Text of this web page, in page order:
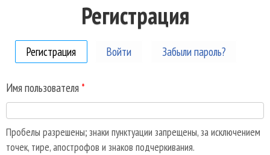
Регистрация
Регистрация (активная вкладка)
Войти Забыли пароль?
Имя пользователя *
Пробелы разрешены; знаки пунктуации запрещены, за исключением
точек, тире, апострофов и знаков подчеркивания.